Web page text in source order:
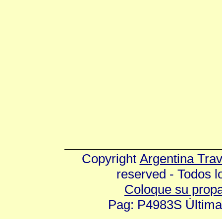
Copyright Argentina
reserved - Todos
Coloque su
Pag: P4983S